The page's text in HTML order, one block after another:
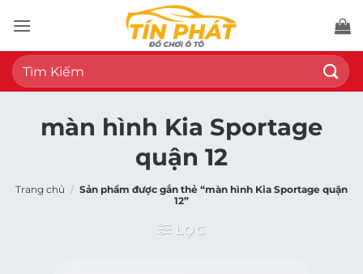
qua
nội
dung
Tìm
kiếm:
màn hình Kia Sportage
quận 12
Trang chủ / Sản phẩm được gắn thẻ “màn hình Kia Sportage quận
12”
LỌC